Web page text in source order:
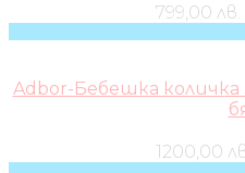
799,00
Adbor-Бебешка количка
1200,00